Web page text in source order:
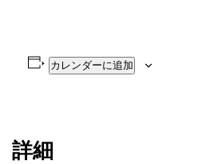
カレンダーに追加
詳細